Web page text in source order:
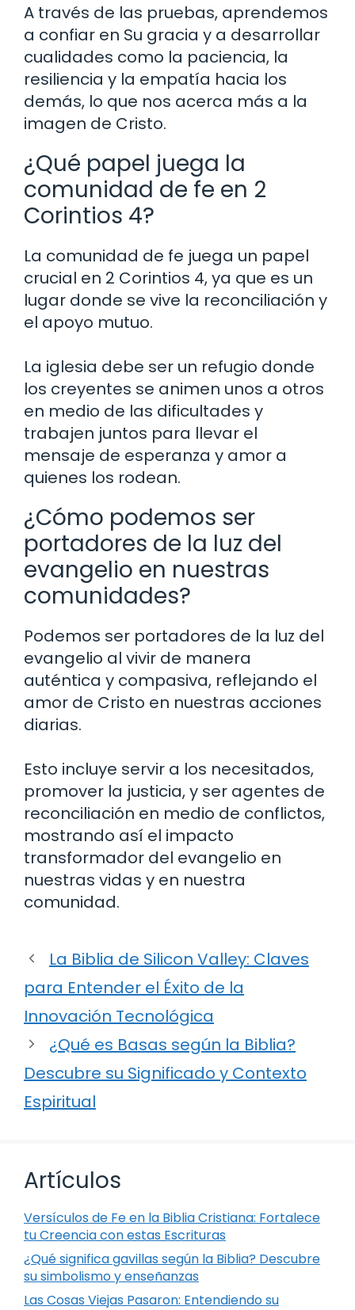
A través de las pruebas, aprendemos
a confiar en Su gracia y a desarrollar
cualidades como la paciencia, la
resiliencia y la empatía hacia los
demás, lo que nos acerca más a la
imagen de Cristo.
¿Qué papel juega la
comunidad de fe en 2
Corintios 4?
La comunidad de fe juega un papel
crucial en 2 Corintios 4, ya que es un
lugar donde se vive la reconciliación y
el apoyo mutuo.
La iglesia debe ser un refugio donde
los creyentes se animen unos a otros
en medio de las dificultades y
trabajen juntos para llevar el
mensaje de esperanza y amor a
quienes los rodean.
¿Cómo podemos ser
portadores de la luz del
evangelio en nuestras
comunidades?
Podemos ser portadores de la luz del
evangelio al vivir de manera
auténtica y compasiva, reflejando el
amor de Cristo en nuestras acciones
diarias.
Esto incluye servir a los necesitados,
promover la justicia, y ser agentes de
reconciliación en medio de conflictos,
mostrando así el impacto
transformador del evangelio en
nuestras vidas y en nuestra
comunidad.
La Biblia de Silicon Valley: Claves
para Entender el Éxito de la
Innovación Tecnológica
¿Qué es Basas según la Biblia?
Descubre su Significado y Contexto
Espiritual
Artículos
Versículos de Fe en la Biblia Cristiana: Fortalece
tu Creencia con estas Escrituras
¿Qué significa gavillas según la Biblia? Descubre
su simbolismo y enseñanzas
Las Cosas Viejas Pasaron: Entendiendo su